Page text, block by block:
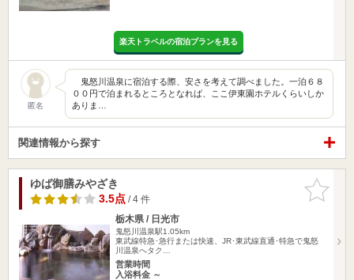
楽天トラベルの宿泊プランを見る
匿名
鬼怒川温泉に宿泊する際、安さを考えて調べました。一泊６８
００円で泊まれるところとなれば、ここ伊東園ホテルくらいしか
ありま…
関連情報から探す
お気に入
りに追加
ゆば御膳みやざき
3.5点/ 4 件
栃木県 / 日光市
鬼怒川温泉駅1.05km
東武線特急･急行または快速、JR･東武線直通･特急で鬼怒
川温泉へタク…
営業時間
入浴料金 ～